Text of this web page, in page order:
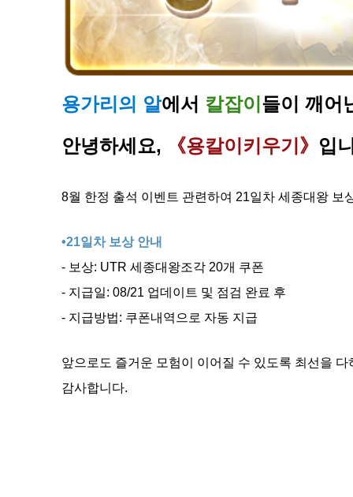
용가리의 알​에서 칼잡이 들이 깨어
안녕하세요,
《용칼이키우기 》 입
8월 한정 출석 이벤트 관련하여 21일차 세종대왕 보
•21일차 보상 안내
- 보상: UTR 세종대왕조각 20개 쿠폰
- 지급일: 08/21 업데이트 및 점검 완료 후
- 지급방법: 쿠폰내역으로 자동 지급
앞으로도 즐거운 모험이 이어질 수 있도록 최선을 다
감사합니다.